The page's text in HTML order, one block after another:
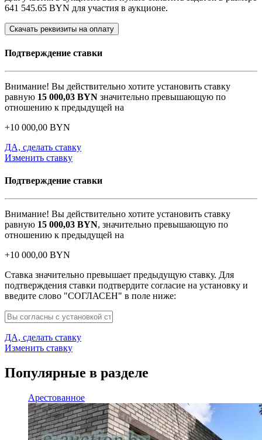
641 545.65 BYN для участия в аукционе.
Скачать реквизиты на оплату
Подтверждение ставки
Внимание! Вы действительно хотите установить ставку
равную 15 000,03 BYN значительно превышающую по
отношению к предыдущей на
+10 000,00 BYN
ДА, сделать ставку
Изменить ставку
Подтверждение ставки
Внимание! Вы действительно хотите установить ставку
равную 15 000,03 BYN, значительно превышающую по
отношению к предыдущей на
+10 000,00 BYN
Ставка значительно превышает предыдущую ставку. Для
подтверждения ставки подтвердите согласие на установку и
введите слово "СОГЛАСЕН" в поле ниже:
ДА, сделать ставку
Изменить ставку
Популярные в разделе
Арестованное